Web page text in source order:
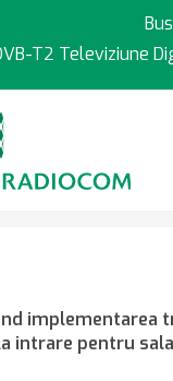
T2 Televiziune
>
implementarea
intrare pentru